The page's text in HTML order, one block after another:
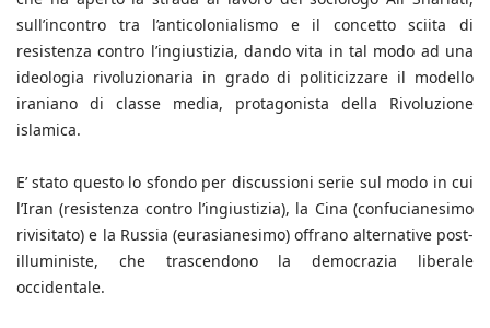
sull’incontro tra l’anticolonialismo e il concetto sciita di
resistenza contro l’ingiustizia, dando vita in tal modo ad una
ideologia rivoluzionaria in grado di politicizzare il modello
iraniano di classe media, protagonista della Rivoluzione
islamica.
E’ stato questo lo sfondo per discussioni serie sul modo in cui
l’Iran (resistenza contro l’ingiustizia), la Cina (confucianesimo
rivisitato) e la Russia (eurasianesimo) offrano alternative post-
illuministe, che trascendono la democrazia liberale
occidentale.